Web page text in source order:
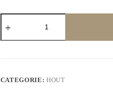
Naambord
aantal
CATEGORIE: HOUT